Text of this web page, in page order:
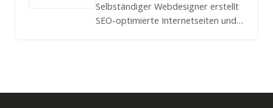
Selbständiger Webdesigner erstellt
SEO-optimierte Internetseiten und